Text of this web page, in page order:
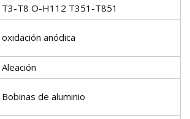
T3-T8 O-H112 T351-T851
oxidación anódica
Aleación
Bobinas de aluminio